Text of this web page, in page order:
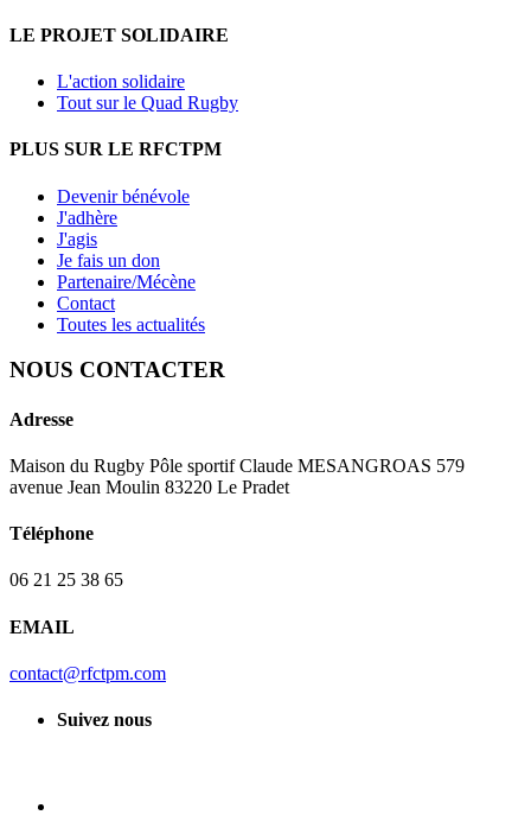
LE PROJET SOLIDAIRE
L'action solidaire
Tout sur le Quad Rugby
PLUS SUR LE RFCTPM
Devenir bénévole
J'adhère
J'agis
Je fais un don
Partenaire/Mécène
Contact
Toutes les actualités
NOUS CONTACTER
Adresse
Maison du Rugby Pôle sportif Claude MESANGROAS 579
avenue Jean Moulin 83220 Le Pradet
Téléphone
06 21 25 38 65
EMAIL
contact@rfctpm.com
Suivez nous